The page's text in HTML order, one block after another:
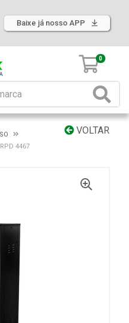
Baixe já nosso APP
0
VOLTAR
4467